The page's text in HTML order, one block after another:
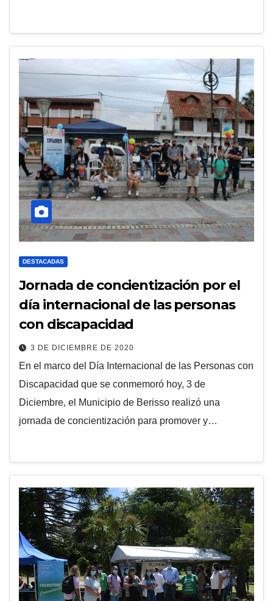
DESTACADAS
Jornada de concientización por el
día internacional de las personas
con discapacidad
3 DE DICIEMBRE DE 2020
En el marco del Día Internacional de las Personas con
Discapacidad que se conmemoró hoy, 3 de
Diciembre, el Municipio de Berisso realizó una
jornada de concientización para promover y…